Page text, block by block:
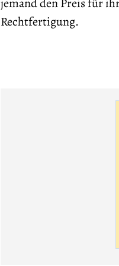
Rechtfertigung.